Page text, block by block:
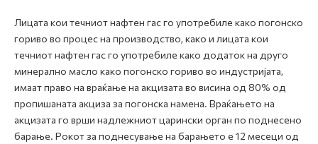
Open
Медиа центар
Контакт
Е-Весник
Лицата кои течниот нафтен гас го употребиле како погонско
гориво во процес на производство, како и лицата кои
течниот нафтен гас го употребиле како додаток на друго
минерално масло како погонско гориво во индустријата,
имаат право на враќање на акцизата во висина од 80% од
пропишаната акциза за погонска намена. Враќањето на
акцизата го врши надлежниот царински орган по поднесено
барање. Рокот за поднесување на барањето е 12 месеци од